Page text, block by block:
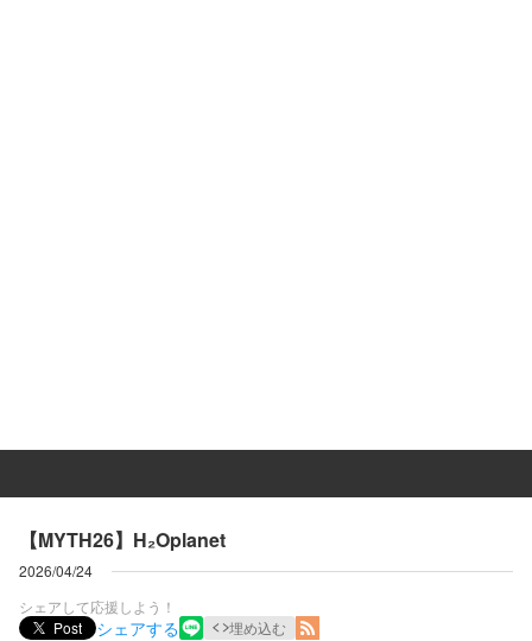
【MYTH26】H₂Oplanet
2026/04/24
シェアして応援しよう！
Post
シェアする 埋め込む